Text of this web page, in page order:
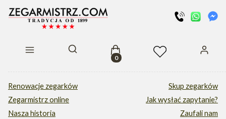
Otwórz wyszukiwarkęProdukty w koszyku: 0. Zobacz
Renowacje zegarków
Zegarmistrz online
Nasza historia
Skup zegarków
Jak wysłać zapytanie?
Zaufali nam